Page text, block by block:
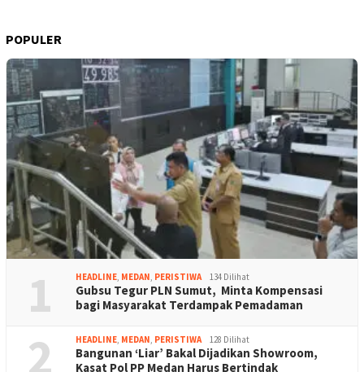
POPULER
1 HEADLINE, MEDAN, PERISTIWA 134 Dilihat
Gubsu Tegur PLN Sumut, Minta Kompensasi
bagi Masyarakat Terdampak Pemadaman
2 HEADLINE, MEDAN, PERISTIWA 128 Dilihat
Bangunan ‘Liar’ Bakal Dijadikan Showroom,
Kasat Pol PP Medan Harus Bertindak